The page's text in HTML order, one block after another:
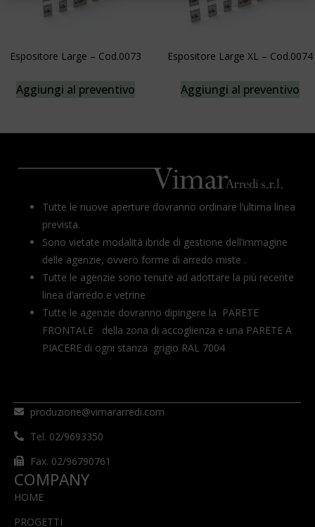
Espositore Large – Cod.0073
Aggiungi al preventivo
Espositore Large XL – Cod.0074
Aggiungi al preventivo
Tutte le nuove aperture dovranno ordinare l’ultima linea
prevista.
Sono vietate modalità ibride di gestione dell’immagine
delle agenzie, ovvero forme di arredo miste .
Tutte le agenzie sono tenute ad adottare la più recente
linea d’arredo e vetrine
Tutte le agenzie dovranno dipingere la PARETE
FRONTALE della zona di accoglienza e una PARETE A
PIACERE di ogni stanza grigio RAL 7004
produzione@vimararredi.com
Tel. 02/9693350
Fax. 02/96790761
COMPANY
HOME
PROGETTI